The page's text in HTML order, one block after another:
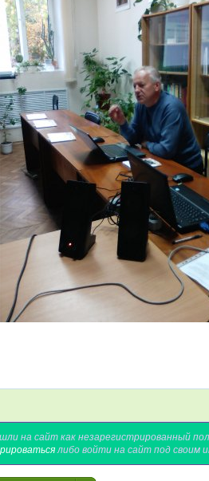
на сайт как незарегистрированный
либо войти на сайт под своим